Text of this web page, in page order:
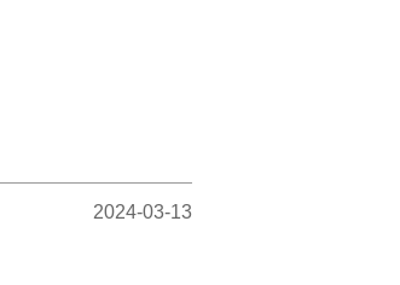
2024-03-13